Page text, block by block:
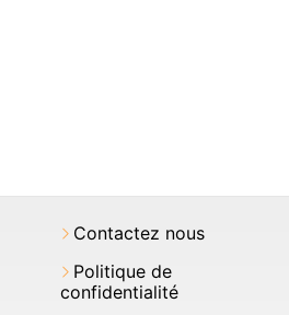
Contactez nous
Politique de
confidentialité